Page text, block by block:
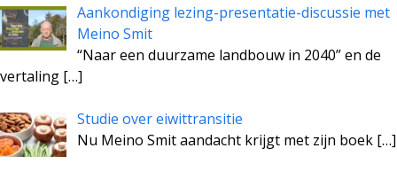
Aankondiging lezing-presentatie-discussie met
Meino Smit
“Naar een duurzame landbouw in 2040” en de
vertaling […]
Studie over eiwittransitie
Nu Meino Smit aandacht krijgt met zijn boek […]